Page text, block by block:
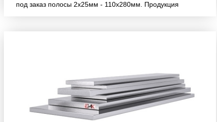
под заказ полосы 2х25мм - 110х280мм. Продукция